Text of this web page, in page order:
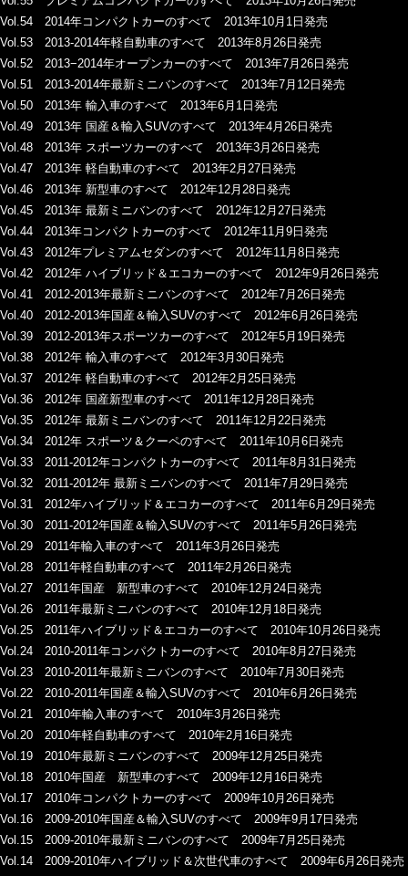
Vol.54 2014年コンパクトカーのすべて 2013年10月1日発売
Vol.53 2013-2014年軽自動車のすべて 2013年8月26日発売
Vol.52 2013−2014年オープンカーのすべて 2013年7月26日発売
Vol.51 2013-2014年最新ミニバンのすべて 2013年7月12日発売
Vol.50 2013年 輸入車のすべて 2013年6月1日発売
Vol.49 2013年 国産＆輸入SUVのすべて 2013年4月26日発売
Vol.48 2013年 スポーツカーのすべて 2013年3月26日発売
Vol.47 2013年 軽自動車のすべて 2013年2月27日発売
Vol.46 2013年 新型車のすべて 2012年12月28日発売
Vol.45 2013年 最新ミニバンのすべて 2012年12月27日発売
Vol.44 2013年コンパクトカーのすべて 2012年11月9日発売
Vol.43 2012年プレミアムセダンのすべて 2012年11月8日発売
Vol.42 2012年 ハイブリッド＆エコカーのすべて 2012年9月26日発売
Vol.41 2012-2013年最新ミニバンのすべて 2012年7月26日発売
Vol.40 2012-2013年国産＆輸入SUVのすべて 2012年6月26日発売
Vol.39 2012-2013年スポーツカーのすべて 2012年5月19日発売
Vol.38 2012年 輸入車のすべて 2012年3月30日発売
Vol.37 2012年 軽自動車のすべて 2012年2月25日発売
Vol.36 2012年 国産新型車のすべて 2011年12月28日発売
Vol.35 2012年 最新ミニバンのすべて 2011年12月22日発売
Vol.34 2012年 スポーツ＆クーペのすべて 2011年10月6日発売
Vol.33 2011-2012年コンパクトカーのすべて 2011年8月31日発売
Vol.32 2011-2012年 最新ミニバンのすべて 2011年7月29日発売
Vol.31 2012年ハイブリッド＆エコカーのすべて 2011年6月29日発売
Vol.30 2011-2012年国産＆輸入SUVのすべて 2011年5月26日発売
Vol.29 2011年輸入車のすべて 2011年3月26日発売
Vol.28 2011年軽自動車のすべて 2011年2月26日発売
Vol.27 2011年国産 新型車のすべて 2010年12月24日発売
Vol.26 2011年最新ミニバンのすべて 2010年12月18日発売
Vol.25 2011年ハイブリッド＆エコカーのすべて 2010年10月26日発売
Vol.24 2010-2011年コンパクトカーのすべて 2010年8月27日発売
Vol.23 2010-2011年最新ミニバンのすべて 2010年7月30日発売
Vol.22 2010-2011年国産＆輸入SUVのすべて 2010年6月26日発売
Vol.21 2010年輸入車のすべて 2010年3月26日発売
Vol.20 2010年軽自動車のすべて 2010年2月16日発売
Vol.19 2010年最新ミニバンのすべて 2009年12月25日発売
Vol.18 2010年国産 新型車のすべて 2009年12月16日発売
Vol.17 2010年コンパクトカーのすべて 2009年10月26日発売
Vol.16 2009-2010年国産＆輸入SUVのすべて 2009年9月17日発売
Vol.15 2009-2010年最新ミニバンのすべて 2009年7月25日発売
Vol.14 2009-2010年ハイブリッド＆次世代車のすべて 2009年6月26日発売